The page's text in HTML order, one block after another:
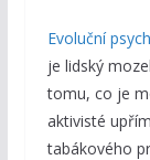
Evoluční
je lidský
tomu, co je
aktivisté
tabákového